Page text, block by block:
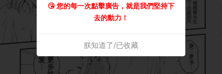
😘 您的每一次點擊廣告，就是我們堅持下
去的動力！
朕知道了/已收藏